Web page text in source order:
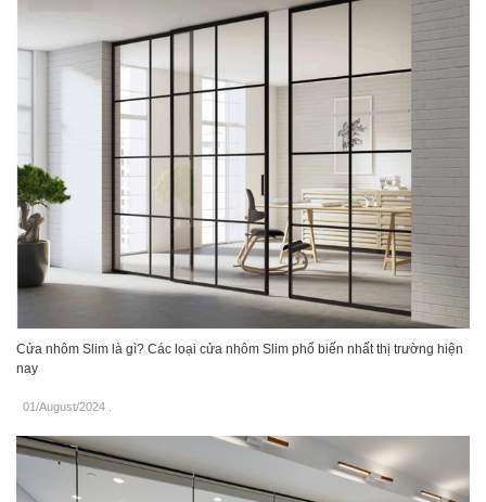
Cửa nhôm Slim là gì? Các loại cửa nhôm Slim phổ biến nhất thị trường hiện
nay
01/August/2024